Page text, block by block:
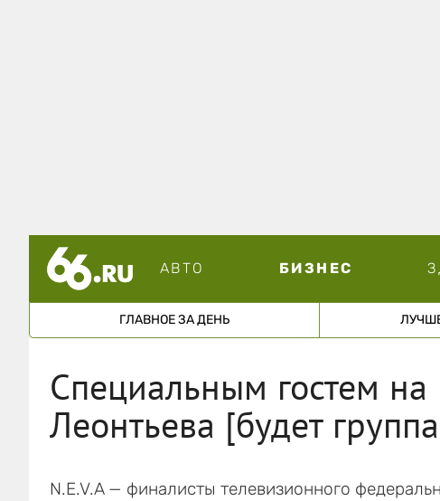
АВТО БИЗНЕС
ГЛАВНОЕ ЗА ДЕНЬ
Специальным гостем на
Леонтьева [будет
N.E.V.A — финалисты телевизионного